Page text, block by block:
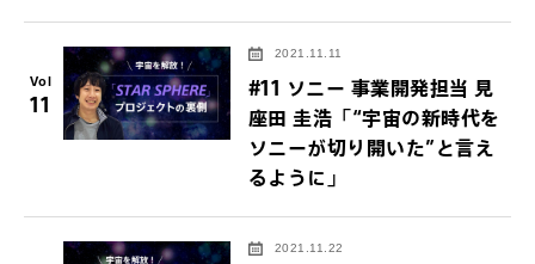
Vol
11
2021.11.11
#11 ソニー 事業開発担当 見
座田 圭浩「“宇宙の新時代を
ソニーが切り開いた”と言え
るように」
2021.11.22